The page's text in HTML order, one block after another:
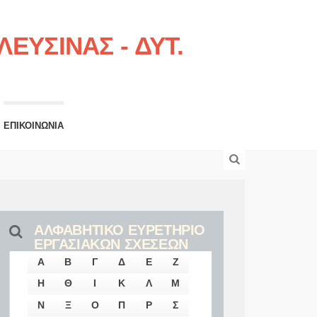
- ΔΥΤ.
ΕΠΙΚΟΙΝΩΝΙΑ
ΑΛΦΑΒΗΤΙΚΟ ΕΥΡΕΤΗΡΙΟ
ΕΡΓΑΣΙΑΚΩΝ ΣΧΕΣΕΩΝ
Α Β Γ Δ Ε
Ζ
Η
Θ Ι Κ Λ
Μ
Ν
Ξ Ο Π Ρ
Σ